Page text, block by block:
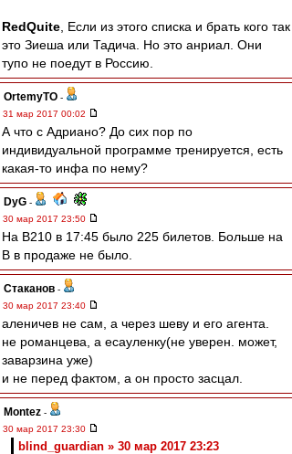
RedQuite , Если из этого списка и брать кого так
это Зиеша или Тадича. Но это анриал. Они
тупо не поедут в Россию.
OrtemyTO -
31 мар 2017 00:02
А что с Адриано? До сих пор по
индивидуальной программе тренируется, есть
какая-то инфа по нему?
DyG -
30 мар 2017 23:50
На В210 в 17:45 было 225 билетов. Больше на
В в продаже не было.
Cтаканов -
30 мар 2017 23:40
аленичев не сам, а через шеву и его агента.
не романцева, а есауленку(не уверен. может,
заварзина уже)
и не перед фактом, а он просто засцал.
Montez -
30 мар 2017 23:30
blind_guardian » 30 мар 2017 23:23